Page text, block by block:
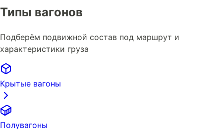
Типы вагонов
Подберём подвижной состав под маршрут и
характеристики груза
Крытые вагоны
Полувагоны